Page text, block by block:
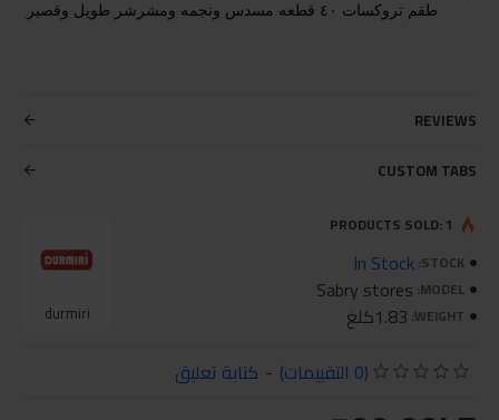
طقم تروكسات ٤٠ قطعه مسدس ونجمه ومشرشر طويل وقصير
REVIEWS
CUSTOM TABS
STOCK:
In Stock
MODEL:
Sabry stores
WEIGHT: 1.83كلغ durmiri
PRODUCTS SOLD: 1
(0 التقييمات) - كتابة تعليق